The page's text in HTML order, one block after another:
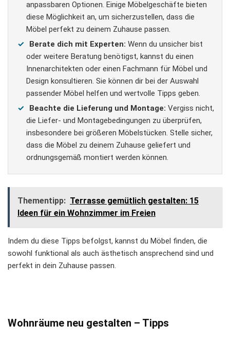
anpassbaren Optionen. Einige Möbelgeschäfte bieten
diese Möglichkeit an, um sicherzustellen, dass die
Möbel perfekt zu deinem Zuhause passen.
Berate dich mit Experten: Wenn du unsicher bist
oder weitere Beratung benötigst, kannst du einen
Innenarchitekten oder einen Fachmann für Möbel und
Design konsultieren. Sie können dir bei der Auswahl
passender Möbel helfen und wertvolle Tipps geben.
Beachte die Lieferung und Montage: Vergiss nicht,
die Liefer- und Montagebedingungen zu überprüfen,
insbesondere bei größeren Möbelstücken. Stelle sicher,
dass die Möbel zu deinem Zuhause geliefert und
ordnungsgemäß montiert werden können.
Thementipp: Terrasse gemütlich gestalten: 15
Ideen für ein Wohnzimmer im Freien
Indem du diese Tipps befolgst, kannst du Möbel finden, die
sowohl funktional als auch ästhetisch ansprechend sind und
perfekt in dein Zuhause passen.
Wohnräume neu gestalten – Tipps